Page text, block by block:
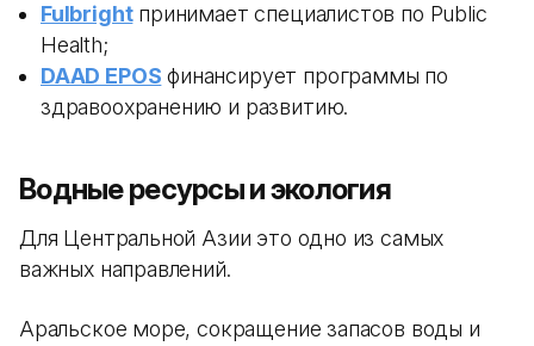
Fulbrightпринимает специалистов по Public
Health;
DAAD EPOS финансирует программы по
здравоохранению и развитию.
Водные ресурсы и экология
Для Центральной Азии это одно из самых
важных направлений.
Аральское море, сокращение запасов воды и